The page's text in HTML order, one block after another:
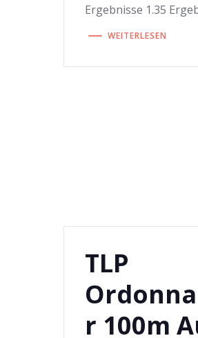
Ergebnisse 1.35
WEITERLESEN
TLP
r 100m